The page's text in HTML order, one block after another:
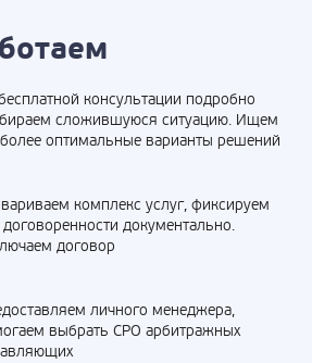
консультации подробно
сложившуюся ситуацию. Ищем
оптимальные варианты решений
комплекс услуг, фиксируем
договоренности документально.
договор
личного менеджера,
выбрать СРО арбитражных